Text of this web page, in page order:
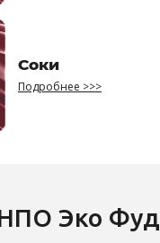
Соки
Подробнее >>>
Эко Фуд